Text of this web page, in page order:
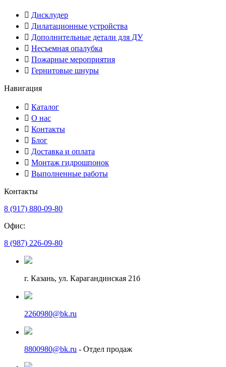
Дисклудер
Дилатационные устройства
Дополнительные детали для ДУ
Несъемная опалубка
Пожарные мероприятия
Гернитовые шнуры
Навигация
Каталог
О нас
Контакты
Блог
Доставка и оплата
Монтаж гидрошпонок
Выполненные работы
Контакты
8 (917) 880-09-80
Офис:
8 (987) 226-09-80
г. Казань, ул. Карагандинская 21б
2260980@bk.ru
8800980@bk.ru - Отдел продаж